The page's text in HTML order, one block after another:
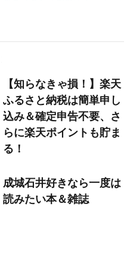
【知らなきゃ損！】楽天
ふるさと納税は簡単申し
込み＆確定申告不要、さ
らに楽天ポイントも貯ま
る！
成城石井好きなら一度は
読みたい本＆雑誌